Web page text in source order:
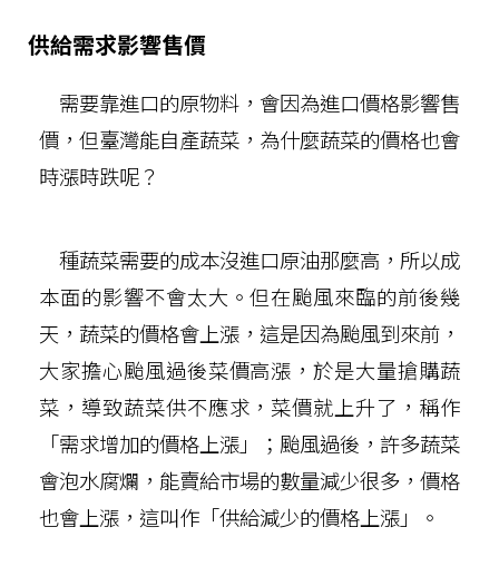
供給需求影響售價
需要靠進口的原物料，會因為進口價格影響售
價，但臺灣能自產蔬菜，為什麼蔬菜的價格也會
時漲時跌呢？
種蔬菜需要的成本沒進口原油那麼高，所以成
本面的影響不會太大。但在颱風來臨的前後幾
天，蔬菜的價格會上漲，這是因為颱風到來前，
大家擔心颱風過後菜價高漲，於是大量搶購蔬
菜，導致蔬菜供不應求，菜價就上升了，稱作
「需求增加的價格上漲」；颱風過後，許多蔬菜
會泡水腐爛，能賣給市場的數量減少很多，價格
也會上漲，這叫作「供給減少的價格上漲」。